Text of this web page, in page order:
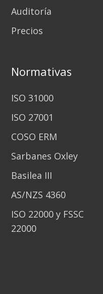
Auditoría
Precios
Normativas
ISO 31000
ISO 27001
COSO ERM
Sarbanes Oxley
Basilea III
AS/NZS 4360
ISO 22000 y FSSC
22000